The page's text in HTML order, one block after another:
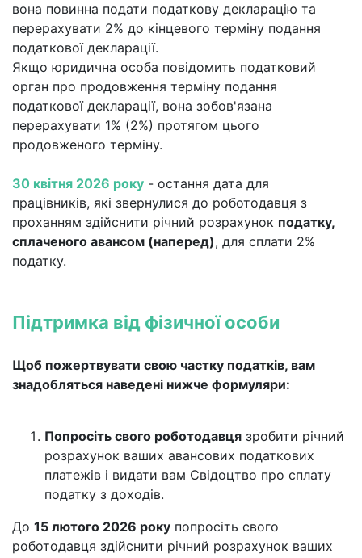
вона повинна подати податкову декларацію та
перерахувати 2% до кінцевого терміну подання
податкової декларації.
Якщо юридична особа повідомить податковий
орган про продовження терміну подання
податкової декларації, вона зобов'язана
перерахувати 1% (2%) протягом цього
продовженого терміну.
30 квітня 2026 року - остання дата для
працівників, які звернулися до роботодавця з
проханням здійснити річний розрахунок податку,
сплаченого авансом (наперед), для сплати 2%
податку.
Підтримка від фізичної особи
Щоб пожертвувати свою частку податків, вам
знадобляться наведені нижче формуляри:
Попросіть свого роботодавця зробити річний
розрахунок ваших авансових податкових
платежів і видати вам Свідоцтво про сплату
податку з доходів.
До 15 лютого 2026 року попросіть свого
роботодавця здійснити річний розрахунок ваших